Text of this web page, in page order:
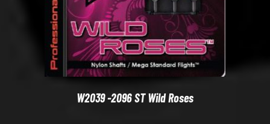
W2039 -2096 ST Wild Roses